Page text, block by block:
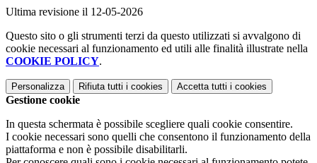
Ultima revisione il 12-05-2026
Questo sito o gli strumenti terzi da questo utilizzati si avvalgono di
cookie necessari al funzionamento ed utili alle finalità illustrate nella
COOKIE POLICY.
Personalizza Rifiuta tutti i cookies Accetta tutti i cookies
Gestione cookie
In questa schermata è possibile scegliere quali cookie consentire.
I cookie necessari sono quelli che consentono il funzionamento della
piattaforma e non è possibile disabilitarli.